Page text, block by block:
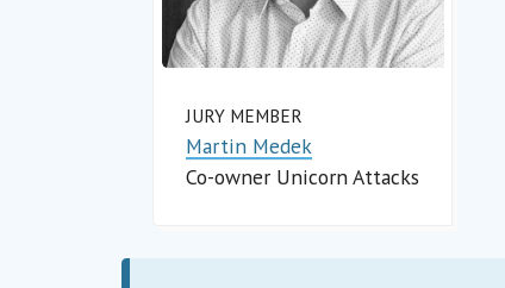
JURY MEMBER
Martin Medek
Co-owner Unicorn Attacks